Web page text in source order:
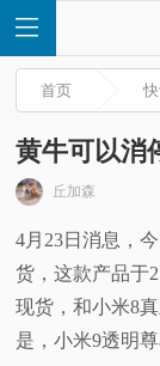
页
快
首页
黄牛可以消
丘加森
4月23日消息，
货，这款产品于
现货，和小米8
是，小米9透明